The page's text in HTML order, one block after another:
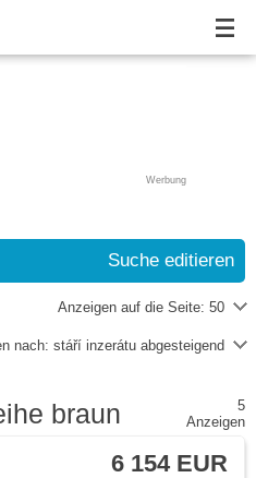
Werbung
Suche editieren
Anzeigen auf die Seite: 50
nach: stáří inzerátu abgesteigend
braun
5
Anzeigen
6 154 EUR